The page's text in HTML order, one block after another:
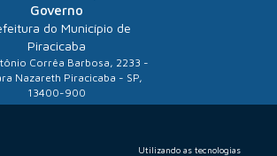
Governo
do Município de
Piracicaba
Corrêa Barbosa, 2233 -
Nazareth Piracicaba - SP,
13400-900
Utilizando as tecnologias